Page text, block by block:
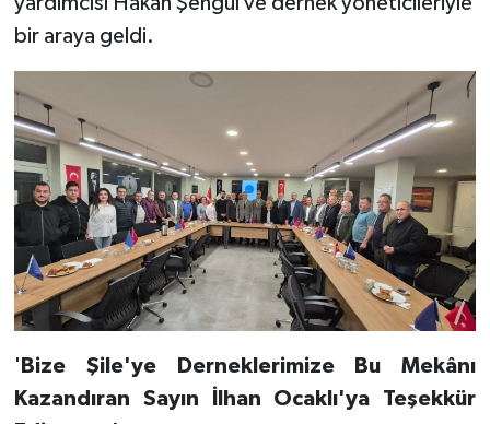
bir araya geldi.
' Bize Şile'ye Derneklerimize Bu Mekânı
Kazandıran Sayın İlhan Ocaklı'ya Teşekkür